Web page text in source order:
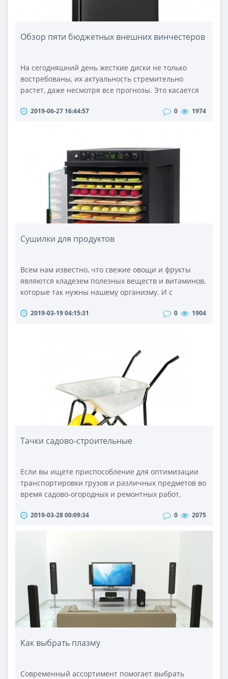
Обзор пяти бюджетных внешних винчестеров
На сегодняшний день жесткие диски не только
востребованы, их актуальность стремительно
растет, даже несмотря все прогнозы. Это касается
характера. Интерес к данным винчестерам
цене флэш-память, но этот процесс осуществляется
именно постепенно, так она просто не усп..
2019-06-27 16:44:57 0 1974
Сушилки для продуктов
Всем нам известно, что свежие овощи и фрукты
являются кладезем полезных веществ и витаминов,
которые так нужны нашему организму. И с
больше всевозможных фруктов и овощей,
возможность покупать фрукты и овощи круглый год.
Но при этом нельзя быть абсолютно уверенными,
2019-03-19 04:15:31 0 1904
Тачки садово-строительные
Если вы ищете приспособление для оптимизации
транспортировки грузов и различных предметов во
время садово-огородных и ремонтных работ,
оснащены двумя или же одним колесом.
транспортные средства такого типа
характеризуются высо..
2019-03-28 00:09:34 0 2075
Как выбрать плазму
Современный ассортимент помогает выбрать